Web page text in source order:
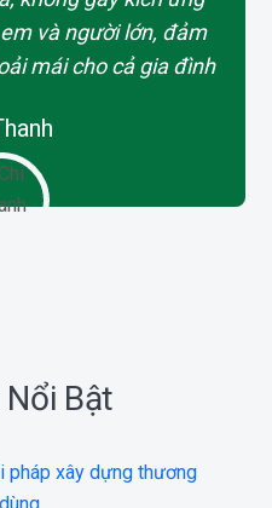
và người lớn, đảm
mái cho cả gia đình
Bật